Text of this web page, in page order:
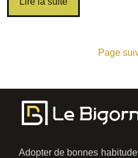
Page
Adopter de bonnes